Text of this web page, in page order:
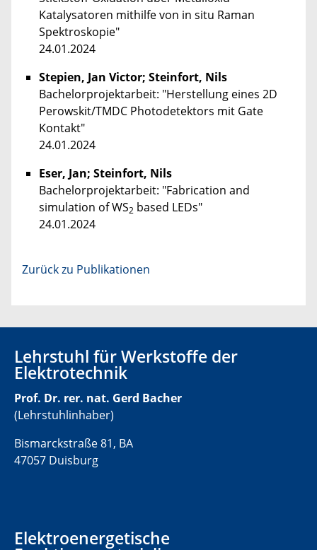
Katalysatoren mithilfe von in situ Raman
Spektroskopie"
24.01.2024
Stepien, Jan Victor; Steinfort, Nils
Bachelorprojektarbeit: "Herstellung eines 2D
Perowskit/TMDC Photodetektors mit Gate
Kontakt"
24.01.2024
Eser, Jan; Steinfort, Nils
Bachelorprojektarbeit: "Fabrication and
simulation of WS2 based LEDs"
24.01.2024
Zurück zu Publikationen
Lehrstuhl für Werkstoffe der
Elektrotechnik
Prof. Dr. rer. nat. Gerd Bacher
(Lehrstuhlinhaber)
Bismarckstraße 81, BA
47057 Duisburg
Elektroenergetische